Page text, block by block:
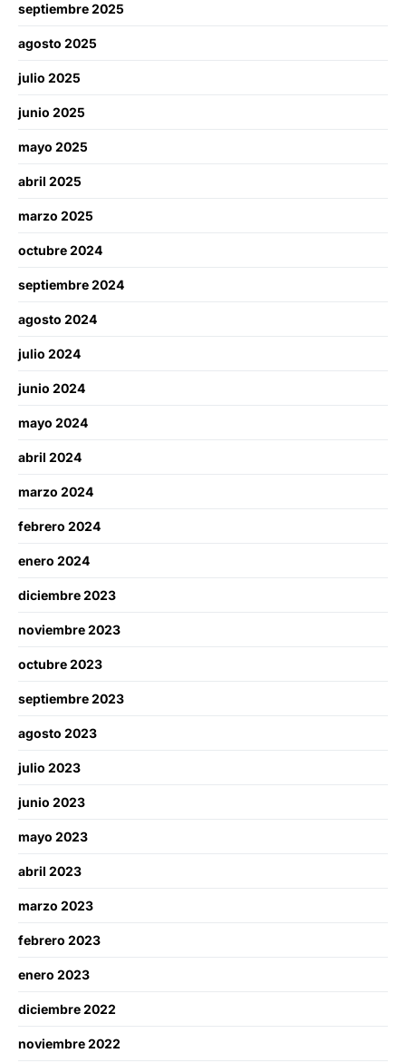
septiembre 2025
agosto 2025
julio 2025
junio 2025
mayo 2025
abril 2025
marzo 2025
octubre 2024
septiembre 2024
agosto 2024
julio 2024
junio 2024
mayo 2024
abril 2024
marzo 2024
febrero 2024
enero 2024
diciembre 2023
noviembre 2023
octubre 2023
septiembre 2023
agosto 2023
julio 2023
junio 2023
mayo 2023
abril 2023
marzo 2023
febrero 2023
enero 2023
diciembre 2022
noviembre 2022